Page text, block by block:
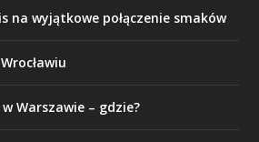
na wyjątkowe połączenie smaków
Warszawie – gdzie?